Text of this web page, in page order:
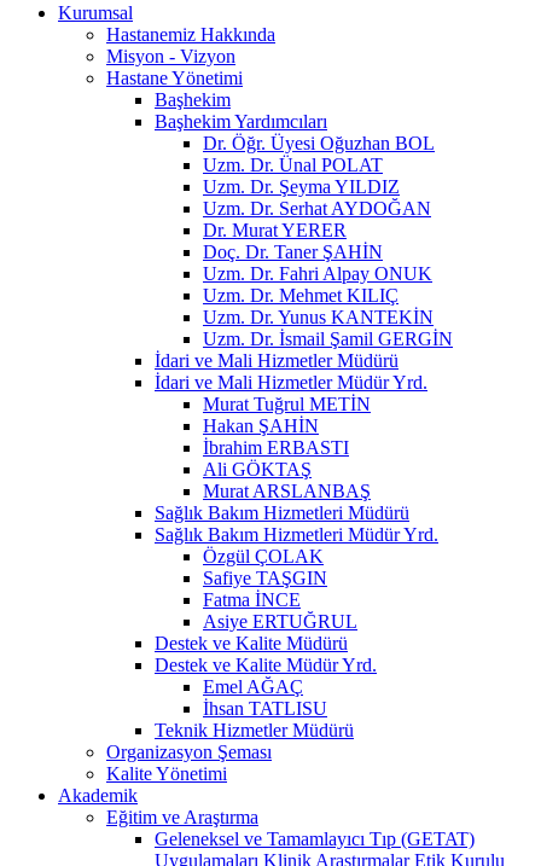
Kurumsal
Hastanemiz Hakkında
Misyon - Vizyon
Hastane Yönetimi
Başhekim
Başhekim Yardımcıları
Dr. Öğr. Üyesi Oğuzhan BOL
Uzm. Dr. Ünal POLAT
Uzm. Dr. Şeyma YILDIZ
Uzm. Dr. Serhat AYDOĞAN
Dr. Murat YERER
Doç. Dr. Taner ŞAHİN
Uzm. Dr. Fahri Alpay ONUK
Uzm. Dr. Mehmet KILIÇ
Uzm. Dr. Yunus KANTEKİN
Uzm. Dr. İsmail Şamil GERGİN
İdari ve Mali Hizmetler Müdürü
İdari ve Mali Hizmetler Müdür Yrd.
Murat Tuğrul METİN
Hakan ŞAHİN
İbrahim ERBASTI
Ali GÖKTAŞ
Murat ARSLANBAŞ
Sağlık Bakım Hizmetleri Müdürü
Sağlık Bakım Hizmetleri Müdür Yrd.
Özgül ÇOLAK
Safiye TAŞGIN
Fatma İNCE
Asiye ERTUĞRUL
Destek ve Kalite Müdürü
Destek ve Kalite Müdür Yrd.
Emel AĞAÇ
İhsan TATLISU
Teknik Hizmetler Müdürü
Organizasyon Şeması
Kalite Yönetimi
Akademik
Eğitim ve Araştırma
Geleneksel ve Tamamlayıcı Tıp (GETAT)
Uygulamaları Klinik Araştırmalar Etik Kurulu